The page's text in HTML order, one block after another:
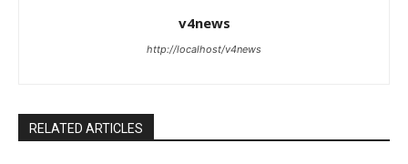
v4news
http://localhost/v4news
RELATED ARTICLES